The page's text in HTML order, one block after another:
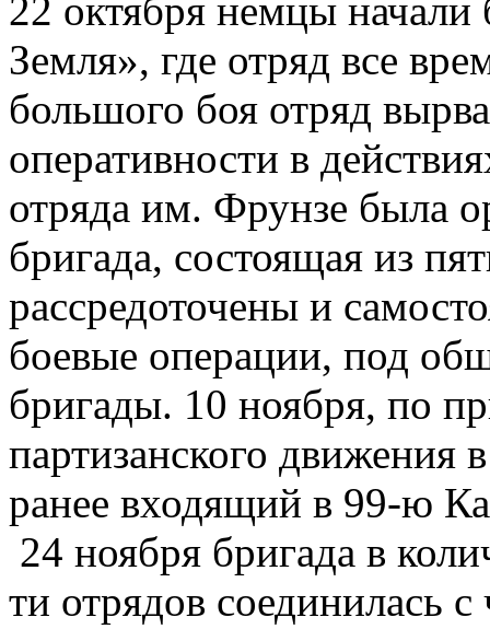
22 октября немцы
Земля», где отряд все
большого боя отряд
оперативности в
отряда им. Фрунзе была
бригада, состоящая из
рассредоточены и
боевые операции, под
бригады. 10 ноября, по
партизанского движения
ранее входящий в 99-ю
24 ноября бригада в
ти отрядов соединилась